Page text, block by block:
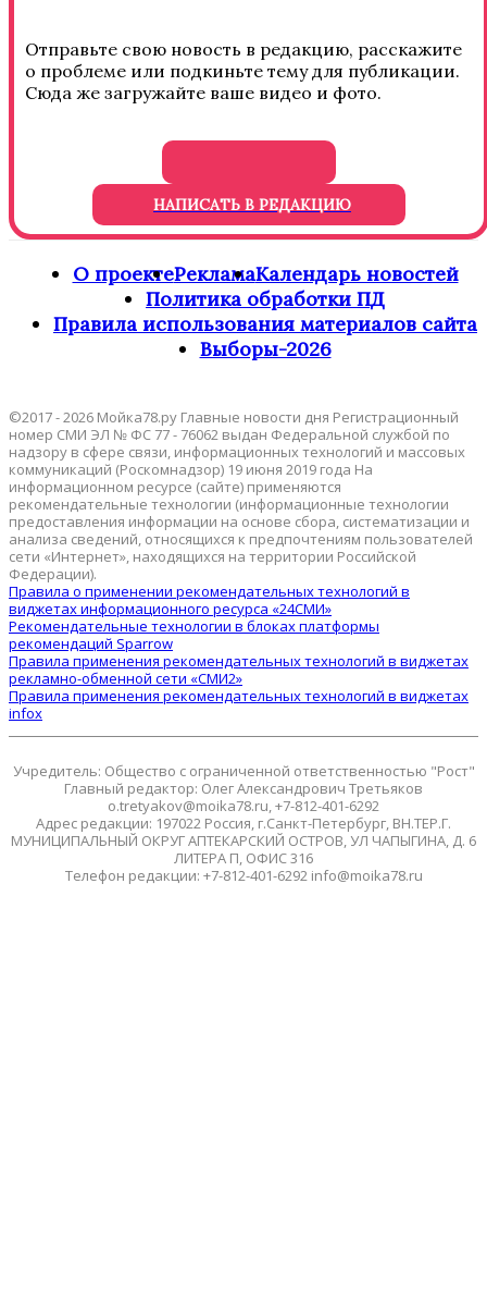
Отправьте свою новость в редакцию, расскажите
о проблеме или подкиньте тему для публикации.
Сюда же загружайте ваше видео и фото.
НАПИСАТЬ В РЕДАКЦИЮ
О проектеРекламаКалендарь новостей
Политика обработки ПД
Правила использования материалов сайта
Выборы-2026
©2017 - 2026 Мойка78.ру Главные новости дня Регистрационный
номер СМИ ЭЛ № ФС 77 - 76062 выдан Федеральной службой по
надзору в сфере связи, информационных технологий и массовых
коммуникаций (Роскомнадзор) 19 июня 2019 года На
информационном ресурсе (сайте) применяются
рекомендательные технологии (информационные технологии
предоставления информации на основе сбора, систематизации и
анализа сведений, относящихся к предпочтениям пользователей
сети «Интернет», находящихся на территории Российской
Федерации).
Правила о применении рекомендательных технологий в
виджетах информационного ресурса «24СМИ»
Рекомендательные технологии в блоках платформы
рекомендаций Sparrow
Правила применения рекомендательных технологий в виджетах
рекламно-обменной сети «СМИ2»
Правила применения рекомендательных технологий в виджетах
infox
Учредитель: Общество с ограниченной ответственностью "Рост"
Главный редактор: Олег Александрович Третьяков
o.tretyakov@moika78.ru, +7-812-401-6292
Адрес редакции: 197022 Россия, г.Санкт-Петербург, ВН.ТЕР.Г.
МУНИЦИПАЛЬНЫЙ ОКРУГ АПТЕКАРСКИЙ ОСТРОВ, УЛ ЧАПЫГИНА, Д. 6
ЛИТЕРА П, ОФИС 316
Телефон редакции: +7-812-401-6292 info@moika78.ru